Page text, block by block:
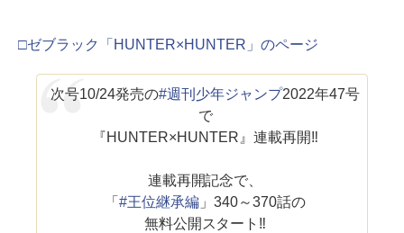
□ゼブラック「HUNTER×HUNTER」のページ
次号10/24発売の#週刊少年ジャンプ2022年47号
で
『HUNTER×HUNTER』連載再開‼
連載再開記念で、
「#王位継承編 」340～370話の
無料公開スタート‼